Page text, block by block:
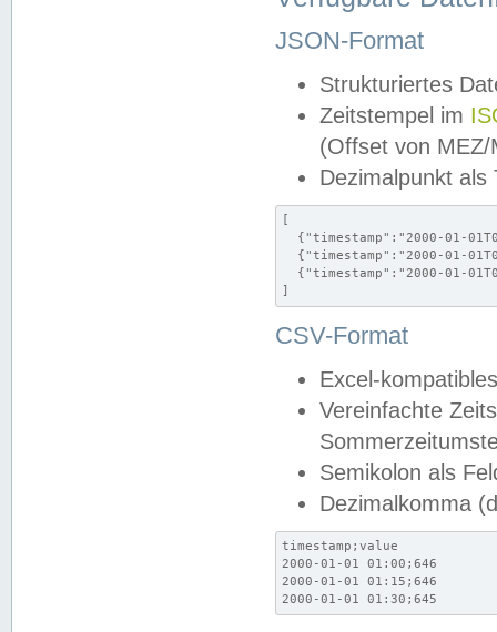
JSON-Format
Strukturiertes
Zeitstempel im
(Offset von MEZ/
Dezimalpunkt als
[
{"timestamp":"2000-01-
{"timestamp":"2000-01-
{"timestamp":"2000-01-
]
CSV-Format
Excel-
Vereinfachte
Semikolon als
Dezimalkomma
timestamp;value
2000-01-01 01:00;646
2000-01-01 01:15;646
2000-01-01 01:30;645